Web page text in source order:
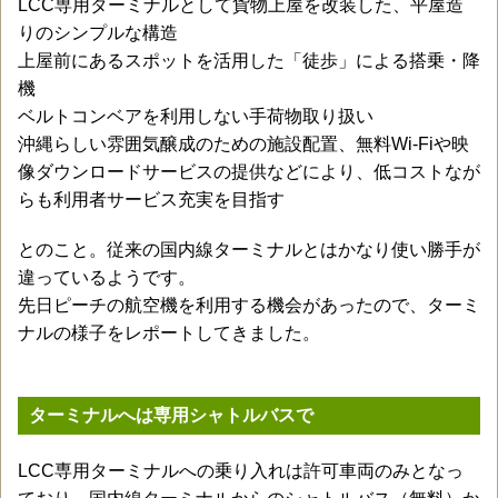
LCC専用ターミナルとして貨物上屋を改装した、平屋造
りのシンプルな構造
上屋前にあるスポットを活用した「徒歩」による搭乗・降
機
ベルトコンベアを利用しない手荷物取り扱い
沖縄らしい雰囲気醸成のための施設配置、無料Wi-Fiや映
像ダウンロードサービスの提供などにより、低コストなが
らも利用者サービス充実を目指す
とのこと。従来の国内線ターミナルとはかなり使い勝手が
違っているようです。
先日ピーチの航空機を利用する機会があったので、ターミ
ナルの様子をレポートしてきました。
ターミナルへは専用シャトルバスで
LCC専用ターミナルへの乗り入れは許可車両のみとなっ